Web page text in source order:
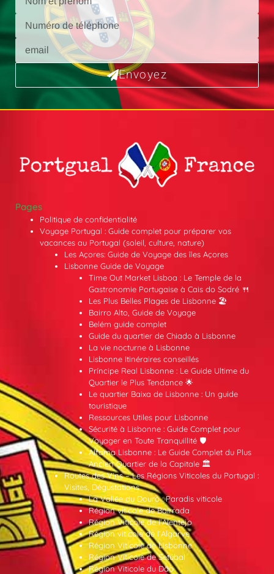
Envoyez
Pages
Politique de confidentialité
Voyage Portugal : Guide complet pour préparer vos
vacances au Portugal (soleil, culture, nature)
Les Açores: Guide de Voyage des îles Açores
Lisbonne Guide de Voyage
Time Out Market Lisboa : Le Temple de la
Gastronomie Portugaise à Cais do Sodré 🍴
Les Plus Belles Plages de Lisbonne 🏖️
Bairro Alto, Guide de Voyage
Belém guide complet
Guide du quartier de Chiado à Lisbonne
La vie nocturne à Lisbonne
Lisbonne Itinéraires conseillés
Príncipe Real Lisbonne : Le Guide Ultime du
Quartier le Plus Tendance 🌟
Le quartier Baixa de Lisbonne : Un guide
touristique
Ressources Utiles pour Lisbonne
Sécurité à Lisbonne : Guide Complet pour
Voyager en Toute Tranquillité 🛡️
Alfama Lisbonne : Le Guide Complet du Plus
Ancien Quartier de la Capitale 🏛️
Routes des Vins – Les Régions Viticoles du Portugal :
Visites, Dégustations
La Vallée du Douro : Paradis viticole
Région viticole de Bairrada
Région Viticole de l’Alentejo
Région viticole de l’Algarve
Région Viticole de Lisbonne
Région Viticole de Setúbal
Région Viticole du Dão